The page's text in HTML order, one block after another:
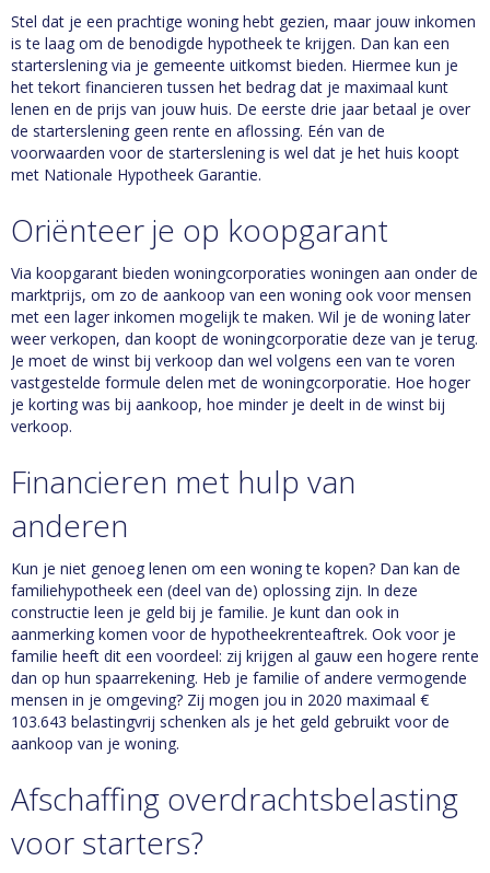
Stel dat je een prachtige woning hebt gezien, maar jouw inkomen
is te laag om de benodigde hypotheek te krijgen. Dan kan een
starterslening via je gemeente uitkomst bieden. Hiermee kun je
het tekort financieren tussen het bedrag dat je maximaal kunt
lenen en de prijs van jouw huis. De eerste drie jaar betaal je over
de starterslening geen rente en aflossing. Eén van de
voorwaarden voor de starterslening is wel dat je het huis koopt
met Nationale Hypotheek Garantie.
Oriënteer je op koopgarant
Via koopgarant bieden woningcorporaties woningen aan onder de
marktprijs, om zo de aankoop van een woning ook voor mensen
met een lager inkomen mogelijk te maken. Wil je de woning later
weer verkopen, dan koopt de woningcorporatie deze van je terug.
Je moet de winst bij verkoop dan wel volgens een van te voren
vastgestelde formule delen met de woningcorporatie. Hoe hoger
je korting was bij aankoop, hoe minder je deelt in de winst bij
verkoop.
Financieren met hulp van
anderen
Kun je niet genoeg lenen om een woning te kopen? Dan kan de
familiehypotheek een (deel van de) oplossing zijn. In deze
constructie leen je geld bij je familie. Je kunt dan ook in
aanmerking komen voor de hypotheekrenteaftrek. Ook voor je
familie heeft dit een voordeel: zij krijgen al gauw een hogere rente
dan op hun spaarrekening. Heb je familie of andere vermogende
mensen in je omgeving? Zij mogen jou in 2020 maximaal €
103.643 belastingvrij schenken als je het geld gebruikt voor de
aankoop van je woning.
Afschaffing overdrachtsbelasting
voor starters?